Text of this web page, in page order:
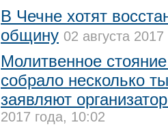
В Чечне хотят
общину 02 августа
Молитвенное
собрало несколько
заявляют
2017 года, 10:02